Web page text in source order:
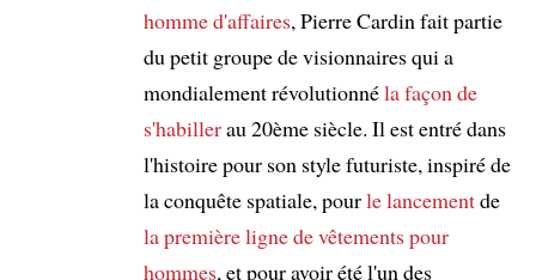
homme d'affaires, Pierre Cardin fait partie
du petit groupe de visionnaires qui a
mondialement révolutionnéla façon de
s'habillerau 20ème siècle. Il est entré dans
l'histoire pour son style futuriste, inspiré de
la conquête spatiale, pourle lancementde
la première ligne de vêtements pour
hommes, et pour avoir été l'un des